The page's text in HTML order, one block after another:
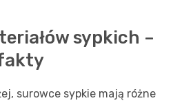
sypkich –
surowce sypkie mają różne